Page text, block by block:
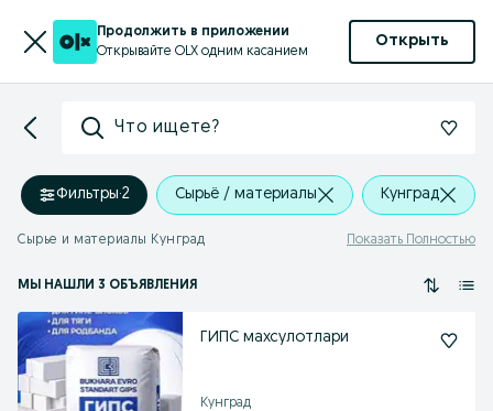
Продолжить в приложении
Открывайте OLX одним касанием
Открыть
Что ищете?
Фильтры·2 Сырьё / материалы Кунград
Сырье и материалы Кунград Показать Полностью
МЫ НАШЛИ 3 ОБЪЯВЛЕНИЯ
ГИПС махсулотлари
Кунград